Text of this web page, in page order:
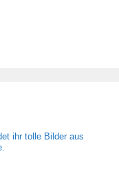
ihr tolle Bilder aus